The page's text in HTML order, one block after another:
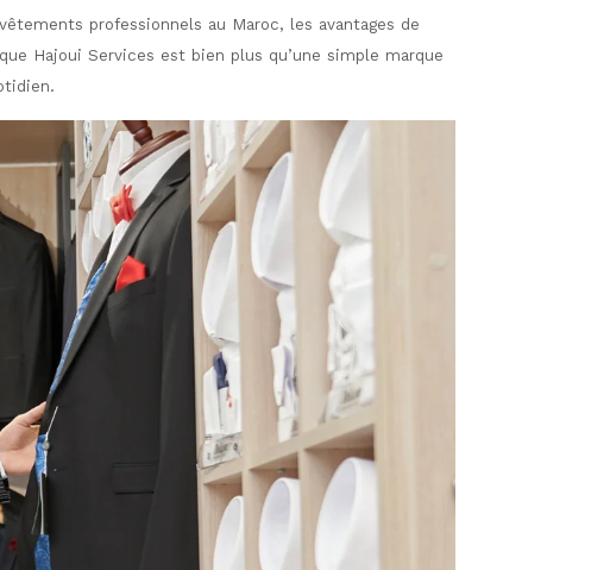
professionnels au Maroc, les avantages de
Hajoui Services est bien plus qu’une simple marque